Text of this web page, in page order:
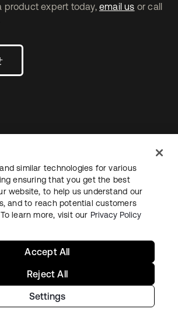
product expert today, email us or call
開く
シーサイト利用規約セキュリティ
All rights reserved.
similar technologies for various
ensuring that you get the best
website, to help us understand our
and to reach potential customers
learn more, visit our Privacy Policy
Settings
Reject All
Accept All